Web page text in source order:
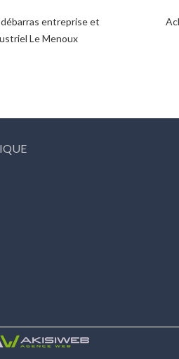
entreprise et
Le Menoux